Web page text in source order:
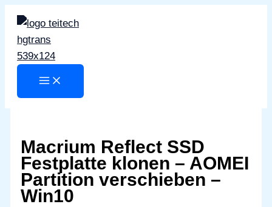
Zum
Inhalt
springen
Macrium Reflect SSD
Festplatte klonen – AOMEI
Partition verschieben –
Win10